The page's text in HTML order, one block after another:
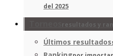
del 2025
resultados y
Últimos resultados